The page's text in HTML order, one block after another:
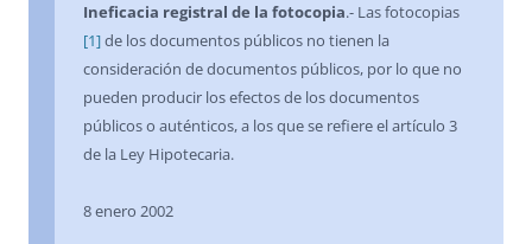
Ineficacia registral de la fotocopia.- Las fotocopias
[1]de los documentos públicos no tienen la
consideración de documentos públicos, por lo que no
pueden producir los efectos de los documentos
públicos o auténticos, a los que se refiere el artículo 3
de la Ley Hipotecaria.
8 enero 2002